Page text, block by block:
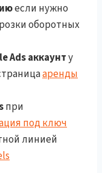
если нужно
оборотных
Ads аккаунту
аренды
при
под ключ
линией